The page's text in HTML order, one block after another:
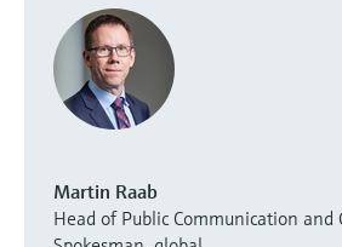
Martin Raab
Head of Public Communication and